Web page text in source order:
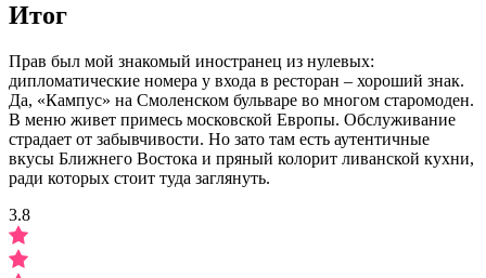
Итог
Прав был мой знакомый иностранец из нулевых:
дипломатические номера у входа в ресторан – хороший знак.
Да, «Кампус» на Смоленском бульваре во многом старомоден.
В меню живет примесь московской Европы. Обслуживание
страдает от забывчивости. Но зато там есть аутентичные
вкусы Ближнего Востока и пряный колорит ливанской кухни,
ради которых стоит туда заглянуть.
3.8